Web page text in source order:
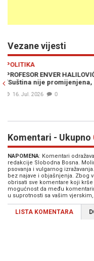
Vezane vijesti
DRUŠTVO
BIVŠI REKTOR
99 GOVORIO O
Komentari - Ukupno
NAPOMENA: Komentari
redakcije Slobodna Bosna.
psovanja i vulgarnog
bez najave i objašnjenja. Zbog
obrisati sve komentare koji
mogućnost da među
u suprotnosti sa vašim
LISTA KOMENTARA